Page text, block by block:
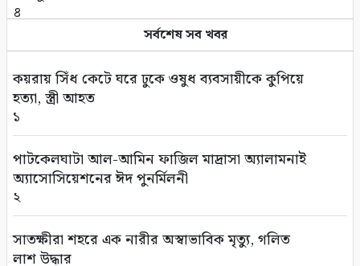
৪
বাংলাদেশ থেকে আনারস নেবে পাকিস্তান
৫
ইউএনওদের আরও মানবিক ও দায়িত্বশীল হওয়ার
আহ্বান প্রধানমন্ত্রীর
৬
নতুন দায়িত্বে ৬ মন্ত্রী-প্রতিমন্ত্রী
৭
সম্পাদকীয়/প্রসঙ্গ: আশ্রয়ণ প্রকল্পে চরম অনিয়ম
সর্বশেষ সব খবর
কয়রায় সিঁধ কেটে ঘরে ঢুকে ওষুধ ব্যবসায়ীকে কুপিয়ে
হত্যা, স্ত্রী আহত
১
পাটকেলঘাটা আল-আমিন ফাজিল মাদ্রাসা অ্যালামনাই
অ্যাসোসিয়েশনের ঈদ পুনর্মিলনী
২
সাতক্ষীরা শহরে এক নারীর অস্বাভাবিক মৃত্যু, গলিত
লাশ উদ্ধার